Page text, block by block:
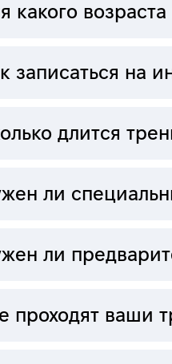
какого
записаться на
длится
ли
ли
проходят ваши